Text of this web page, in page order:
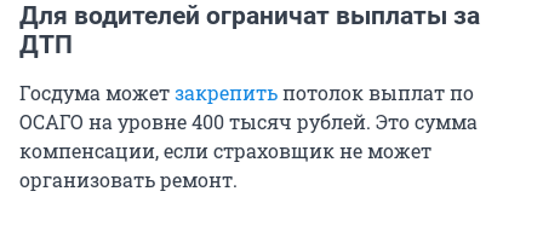
Для водителей ограничат выплаты за
ДТП
Госдума можетзакрепитьпотолок выплат по
ОСАГО на уровне400тысяч рублей. Это сумма
компенсации, если страховщик не может
организовать ремонт.